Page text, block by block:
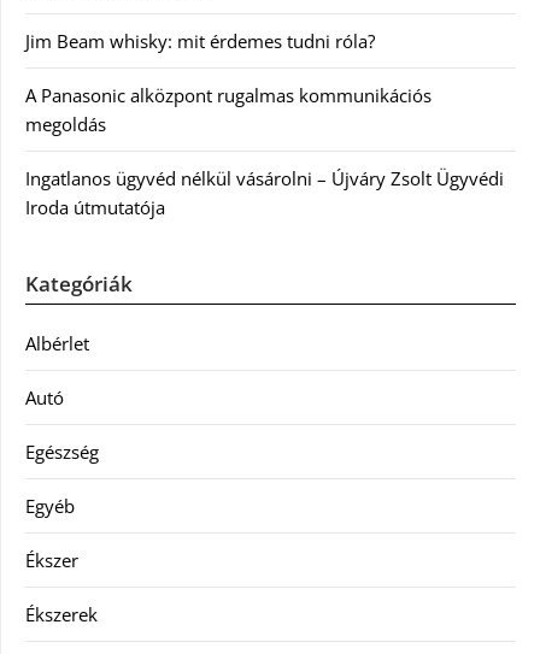
Jim Beam whisky: mit érdemes tudni róla?
A Panasonic alközpont rugalmas kommunikációs
megoldás
Ingatlanos ügyvéd nélkül vásárolni – Újváry Zsolt Ügyvédi
Iroda útmutatója
Kategóriák
Albérlet
Autó
Egészség
Egyéb
Ékszer
Ékszerek